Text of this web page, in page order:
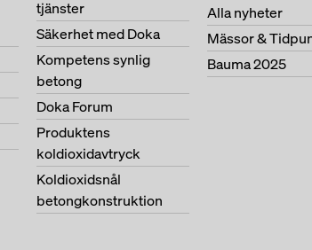
tjänster
Säkerhet med Doka
Kompetens synlig
betong
Doka Forum
Produktens
koldioxidavtryck
Koldioxidsnål
betongkonstruktion
Alla nyheter
Mässor &
Bauma 2025